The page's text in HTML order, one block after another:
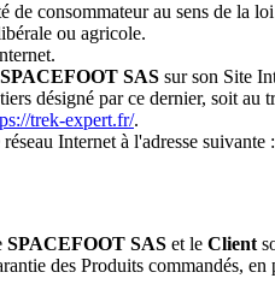
consommateur au sens de la
ou agricole.
SPACEFOOT SAS sur son Site
désigné par ce dernier, soit au
trek-expert.fr/.
Internet à l'adresse suivante :
SPACEFOOT SAS et le Client
des Produits commandés,